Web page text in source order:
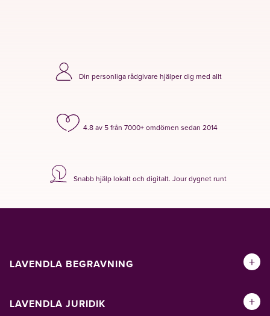
Din personliga rådgivare hjälper dig med allt
4.8 av 5 från 7000+ omdömen sedan 2014
Snabb hjälp lokalt och digitalt. Jour dygnet runt
LAVENDLA BEGRAVNING +
LAVENDLA JURIDIK +